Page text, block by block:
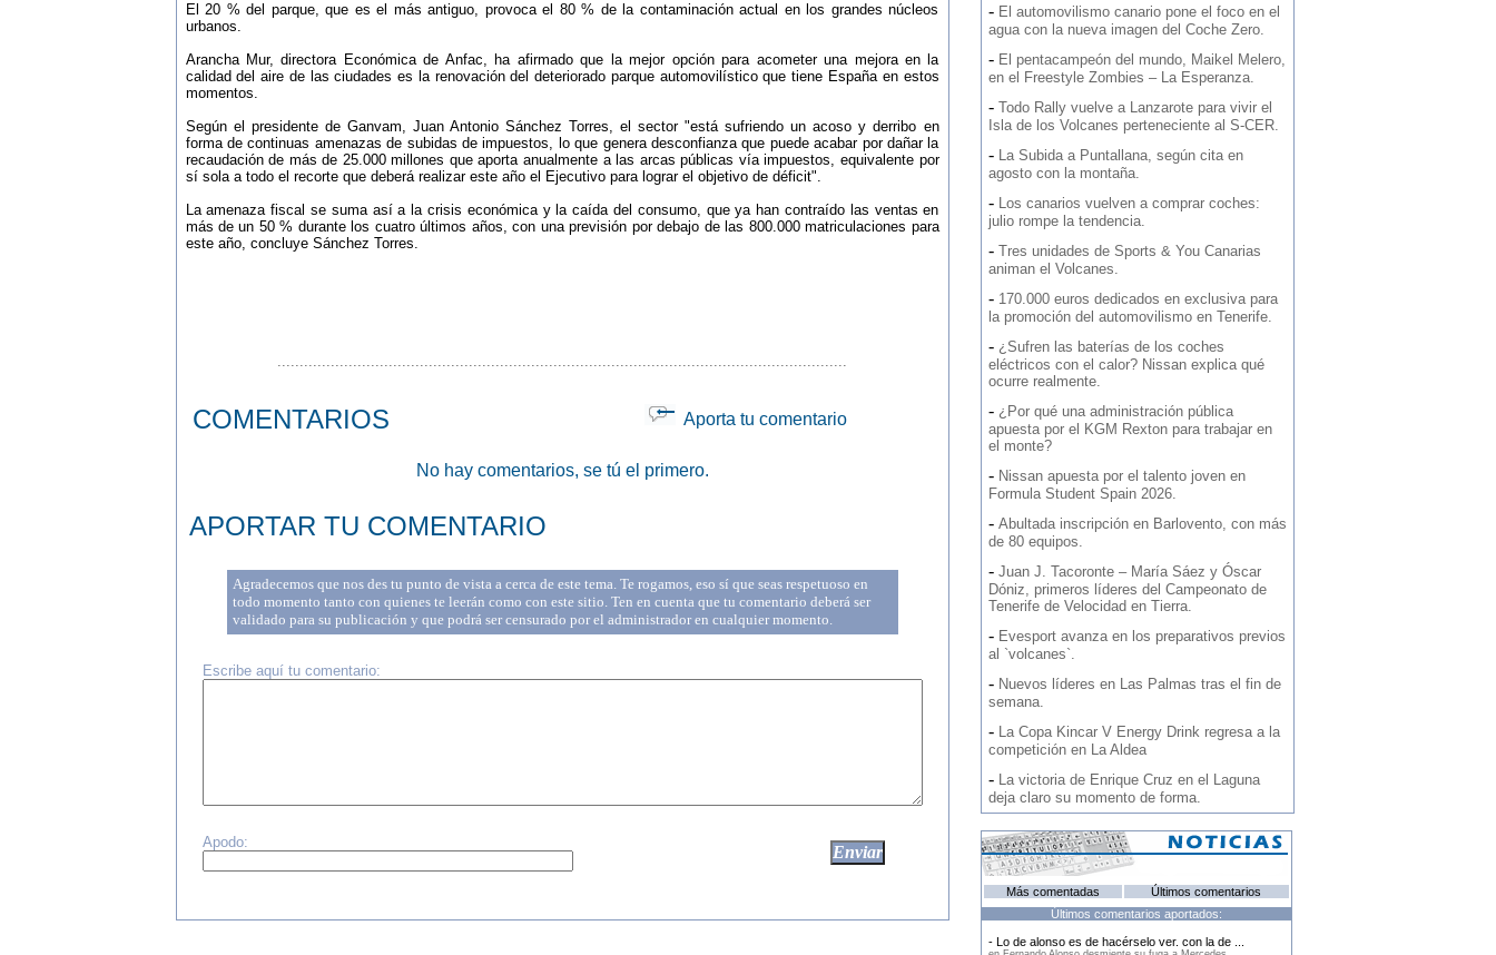
El 20 % del parque, que es el más antiguo, provoca el 80 % de la contaminación actual en los grandes núcleos
urbanos.
Arancha Mur, directora Económica de Anfac, ha afirmado que la mejor opción para acometer una mejora en la
calidad del aire de las ciudades es la renovación del deteriorado parque automovilístico que tiene España en estos
momentos.
Según el presidente de Ganvam, Juan Antonio Sánchez Torres, el sector "está sufriendo un acoso y derribo en
forma de continuas amenazas de subidas de impuestos, lo que genera desconfianza que puede acabar por dañar la
recaudación de más de 25.000 millones que aporta anualmente a las arcas públicas vía impuestos, equivalente por
sí sola a todo el recorte que deberá realizar este año el Ejecutivo para lograr el objetivo de déficit".
La amenaza fiscal se suma así a la crisis económica y la caída del consumo, que ya han contraído las ventas en
más de un 50 % durante los cuatro últimos años, con una previsión por debajo de las 800.000 matriculaciones para
este año, concluye Sánchez Torres.
................................................................................................................................
COMENTARIOS Aporta tu comentario
No hay comentarios, se tú el primero.
APORTAR TU COMENTARIO
Agradecemos que nos des tu punto de vista a cerca de este tema. Te rogamos, eso sí que seas respetuoso en
todo momento tanto con quienes te leerán como con este sitio. Ten en cuenta que tu comentario deberá ser
validado para su publicación y que podrá ser censurado por el administrador en cualquier momento.
Escribe aquí tu comentario:
Apodo:
- El automovilismo canario pone el foco en el
agua con la nueva imagen del Coche Zero.
- El pentacampeón del mundo, Maikel Melero,
en el Freestyle Zombies – La Esperanza.
- Todo Rally vuelve a Lanzarote para vivir el
Isla de los Volcanes perteneciente al S-CER.
- La Subida a Puntallana, según cita en
agosto con la montaña.
- Los canarios vuelven a comprar coches:
julio rompe la tendencia.
- Tres unidades de Sports & You Canarias
animan el Volcanes.
- 170.000 euros dedicados en exclusiva para
la promoción del automovilismo en Tenerife.
- ¿Sufren las baterías de los coches
eléctricos con el calor? Nissan explica qué
ocurre realmente.
- ¿Por qué una administración pública
apuesta por el KGM Rexton para trabajar en
el monte?
- Nissan apuesta por el talento joven en
Formula Student Spain 2026.
- Abultada inscripción en Barlovento, con más
de 80 equipos.
- Juan J. Tacoronte – María Sáez y Óscar
Dóniz, primeros líderes del Campeonato de
Tenerife de Velocidad en Tierra.
- Evesport avanza en los preparativos previos
al `volcanes`.
- Nuevos líderes en Las Palmas tras el fin de
semana.
- La Copa Kincar V Energy Drink regresa a la
competición en La Aldea
- La victoria de Enrique Cruz en el Laguna
deja claro su momento de forma.
Más comentadas
Últimos comentarios
Últimos comentarios aportados:
- Lo de alonso es de hacérselo ver. con la de ...